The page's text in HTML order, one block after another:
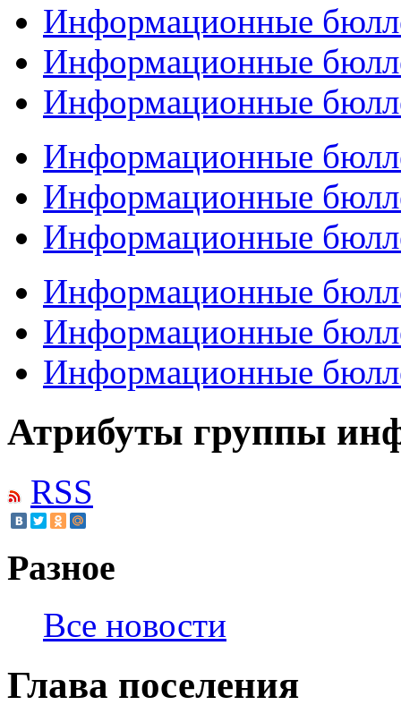
Информационные
Информационные
Информационные
Информационные
Информационные
Информационные
Информационные
Информационные
Информационные
Атрибуты группы
RSS
Разное
Все новости
Глава поселения